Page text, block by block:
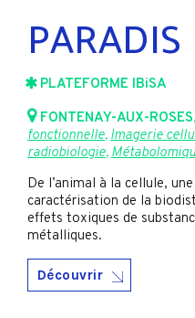
PARADIS
PLATEFORME IBiSA
FONTENAY-AUX-ROSES,
fonctionnelle,Imagerie
radiobiologie,
De l’animal à la cellule,
caractérisation de la
effets toxiques de
métalliques.
Découvrir